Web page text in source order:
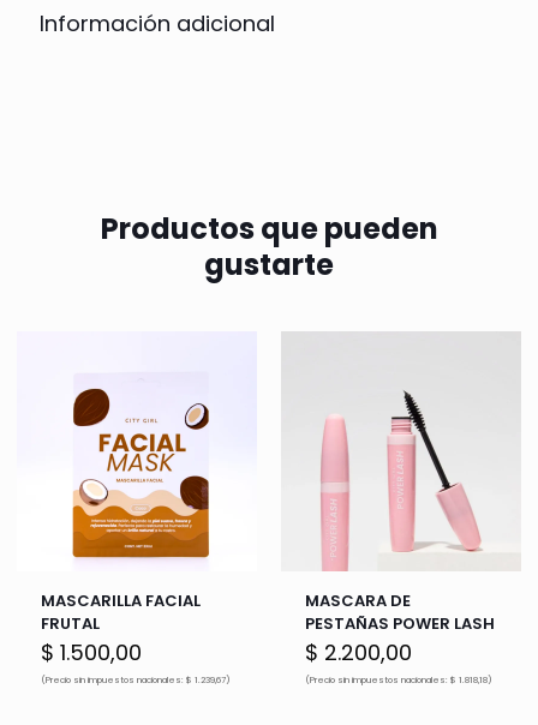
Información adicional
Productos que pueden
gustarte
MASCARILLA FACIAL
FRUTAL
$ 1.500,00
(Precio sin impuestos nacionales: $ 1.239,67)
MASCARA DE
PESTAÑAS POWER LASH
$ 2.200,00
(Precio sin impuestos nacionales: $ 1.818,18)